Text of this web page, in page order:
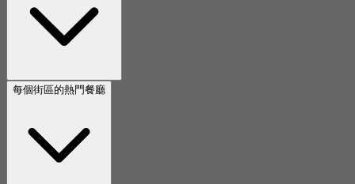
每個街區的熱門餐廳